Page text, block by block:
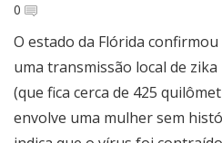
0
O estado da Flórida
uma transmissão local de
(que fica cerca de 425
envolve uma mulher sem